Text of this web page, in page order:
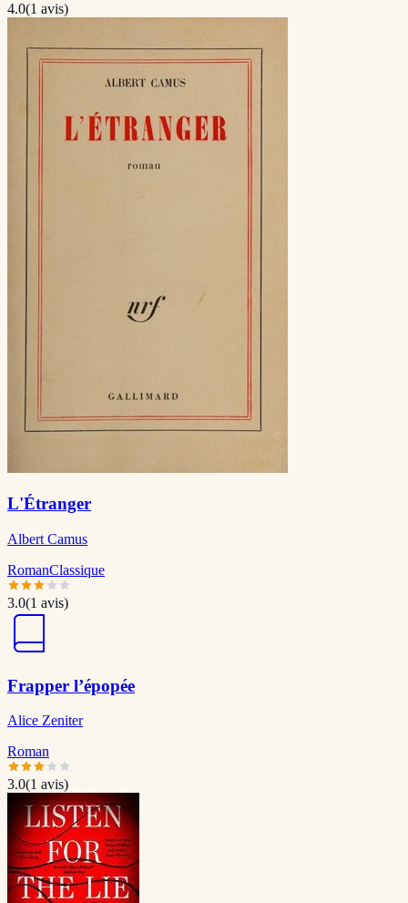
4.0(1 avis)
L'Étranger
Albert Camus
RomanClassique
3.0(1 avis)
Frapper l’épopée
Alice Zeniter
Roman
3.0(1 avis)